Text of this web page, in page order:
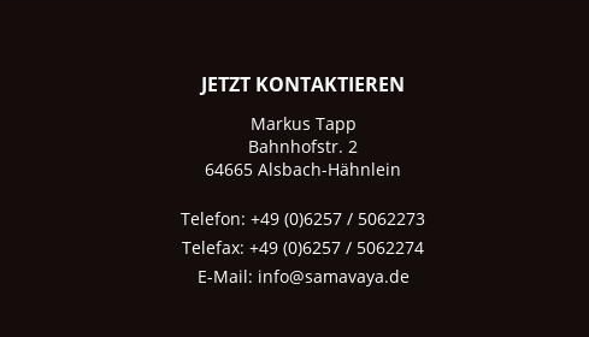
JETZT KONTAKTIEREN
Markus Tapp
Bahnhofstr. 2
64665 Alsbach-Hähnlein
Telefon: +49 (0)6257 / 5062273
Telefax: +49 (0)6257 / 5062274
E-Mail: info@samavaya.de